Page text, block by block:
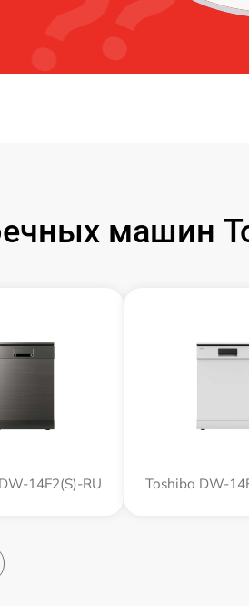
машин
14F2(S)-RU Toshiba DW-